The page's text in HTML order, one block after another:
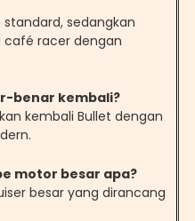
sedangkan
café racer dengan
benar kembali?
kembali Bullet dengan
motor besar apa?
besar yang dirancang